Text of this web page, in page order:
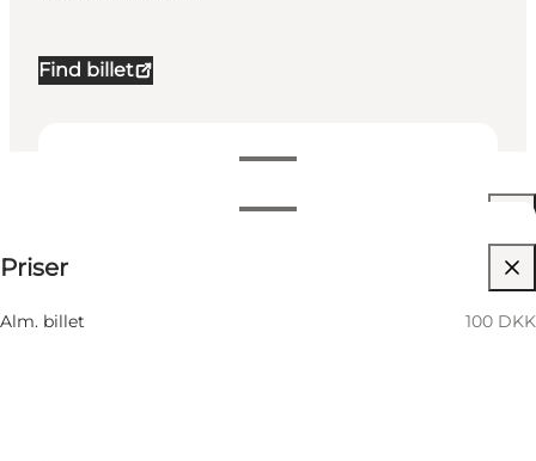
Find billet
6 August
02:00 PM–03:00 PM
Priser
Alm. billet 100 DKK